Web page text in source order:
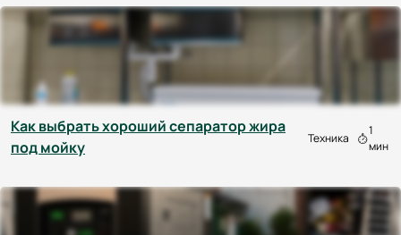
Как выбрать хороший сепаратор жира
под мойку
Техника
1
мин